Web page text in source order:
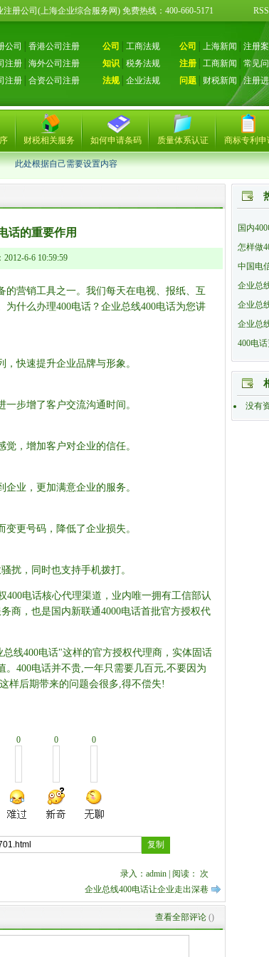
业注册公司(上海企业综合服务网) 免费热线：400-660-5171
公司
香港公司注册
注册
海外公司注册
注册 合资公司注册
公司
工商法规
知识
税务法规
法规│ 企业法规
公司 上海新闻
注册
注册
工商新闻
常见
问题
财税新闻 │注册
财税相关服务 如何申请条码 质量体系认证 商标专利申
此处根据自己需要设置内容
话的重要作用
6-6 10:59:59
的营销工具之一。我们每天在电视、报纸、互
什么办理400电话？企业总线400电话为您讲
快速提升企业品牌与形象。
步增了客户交流沟通时间。
，增加客户对企业的信任。
业，更加满意企业的服务。
更号码，降低了企业损失。
扰，同时也支持手机拨打。
400电话核心代理渠道，业内唯一拥有工信部认
商，也是国内新联通4000电话首批官方授权代
线400电话"这样的官方授权代理商，实体固话
400电话并不贵,一年只需要几百元,不要因为
样后期带来的问题会很多,得不偿失!
0 0 0
录入：admin | 阅读：
次
企业总线400电话让企业走出深巷
查看全部评论 ()
国内
怎样做
中国电
企业总
企业总
企业总
400电
没有